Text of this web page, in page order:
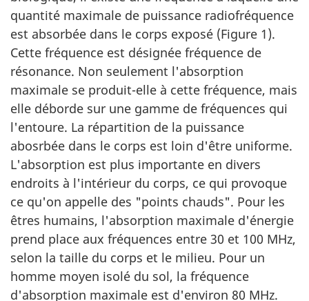
quantité maximale de puissance radiofréquence
est absorbée dans le corps exposé (Figure 1).
Cette fréquence est désignée fréquence de
résonance. Non seulement l'absorption
maximale se produit-elle à cette fréquence, mais
elle déborde sur une gamme de fréquences qui
l'entoure. La répartition de la puissance
abosrbée dans le corps est loin d'être uniforme.
L'absorption est plus importante en divers
endroits à l'intérieur du corps, ce qui provoque
ce qu'on appelle des "points chauds". Pour les
êtres humains, l'absorption maximale d'énergie
prend place aux fréquences entre 30 et 100 MHz,
selon la taille du corps et le milieu. Pour un
homme moyen isolé du sol, la fréquence
d'absorption maximale est d'environ 80 MHz.